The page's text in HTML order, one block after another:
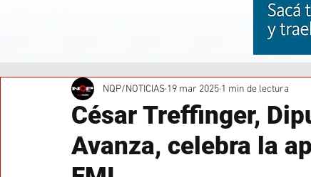
César Treffinger,
Avanza, celebra la
NQP/NOTICIAS 19 mar 2025 1 min de lectura